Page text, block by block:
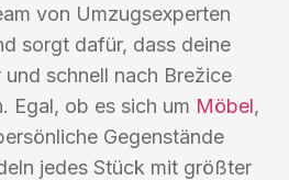
von Umzugsexperten
sorgt dafür, dass deine
schnell nach Brežice
Egal, ob es sich um Möbel,
Gegenstände
jedes Stück mit größter